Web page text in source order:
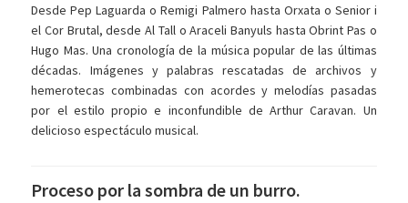
Desde Pep Laguarda o Remigi Palmero hasta Orxata o Senior i
el Cor Brutal, desde Al Tall o Araceli Banyuls hasta Obrint Pas o
Hugo Mas. Una cronología de la música popular de las últimas
décadas. Imágenes y palabras rescatadas de archivos y
hemerotecas combinadas con acordes y melodías pasadas
por el estilo propio e inconfundible de Arthur Caravan. Un
delicioso espectáculo musical.
Proceso por la sombra de un burro.